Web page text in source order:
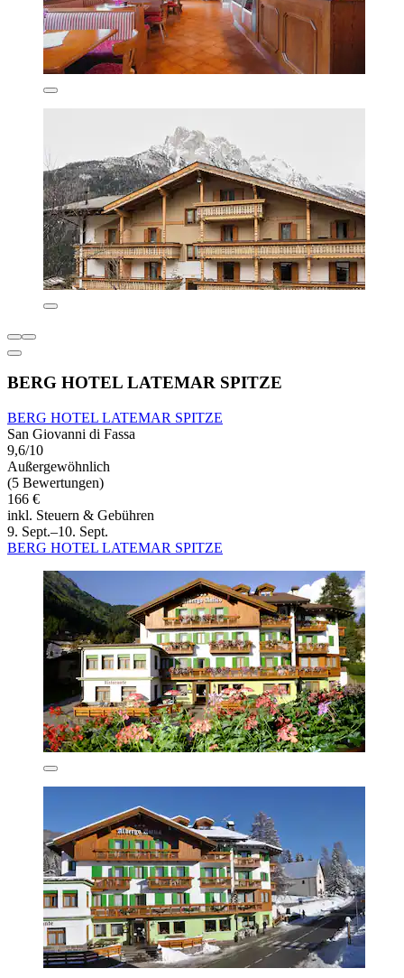
BERG HOTEL LATEMAR SPITZE
BERG HOTEL LATEMAR SPITZE
San Giovanni di Fassa
9,6/10
Außergewöhnlich
(5 Bewertungen)
166 €
inkl. Steuern & Gebühren
9. Sept.–10. Sept.
BERG HOTEL LATEMAR SPITZE